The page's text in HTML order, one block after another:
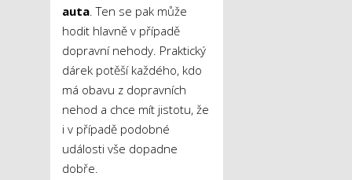
auta . Ten se pak může
hodit hlavně v případě
dopravní nehody. Praktický
dárek potěší každého, kdo
má obavu z dopravních
nehod a chce mít jistotu, že
i v případě podobné
události vše dopadne
dobře.